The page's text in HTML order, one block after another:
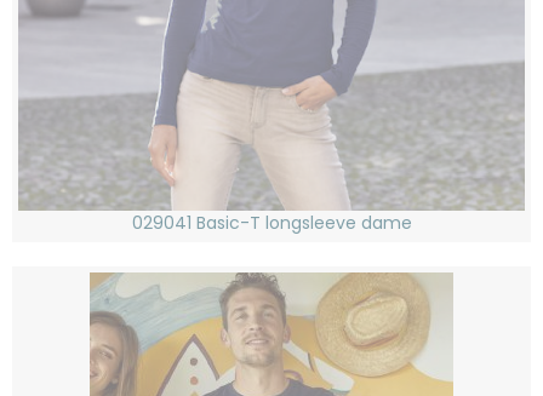
029041 Basic-T longsleeve dame